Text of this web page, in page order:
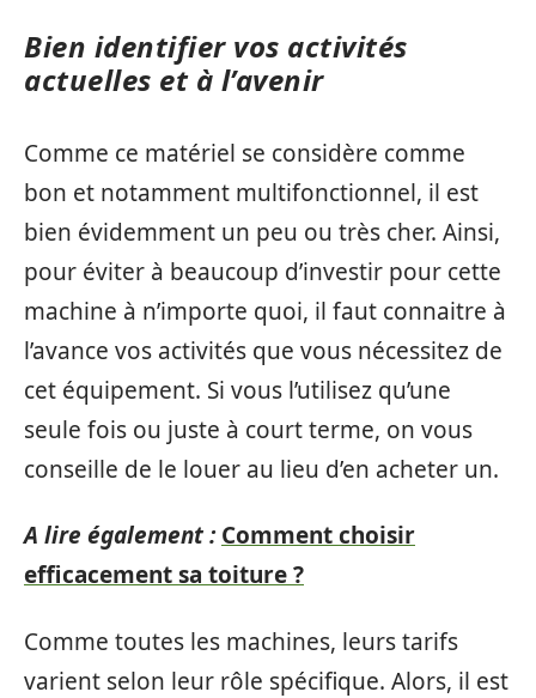
Bien identifier vos activités
actuelles et à l’avenir
Comme ce matériel se considère comme
bon et notamment multifonctionnel, il est
bien évidemment un peu ou très cher. Ainsi,
pour éviter à beaucoup d’investir pour cette
machine à n’importe quoi, il faut connaitre à
l’avance vos activités que vous nécessitez de
cet équipement. Si vous l’utilisez qu’une
seule fois ou juste à court terme, on vous
conseille de le louer au lieu d’en acheter un.
A lire également : Comment choisir
efficacement sa toiture ?
Comme toutes les machines, leurs tarifs
varient selon leur rôle spécifique. Alors, il est